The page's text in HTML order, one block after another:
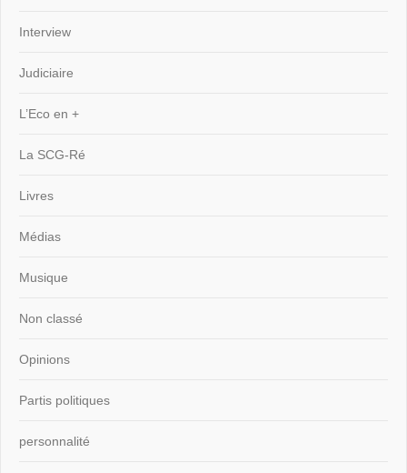
Interview
Judiciaire
L’Eco en +
La SCG-Ré
Livres
Médias
Musique
Non classé
Opinions
Partis politiques
personnalité